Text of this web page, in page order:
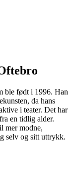
ble født i 1996. Han
da hans
i teater. Det har
en tidlig alder.
mer modne,
selv og sitt uttrykk.